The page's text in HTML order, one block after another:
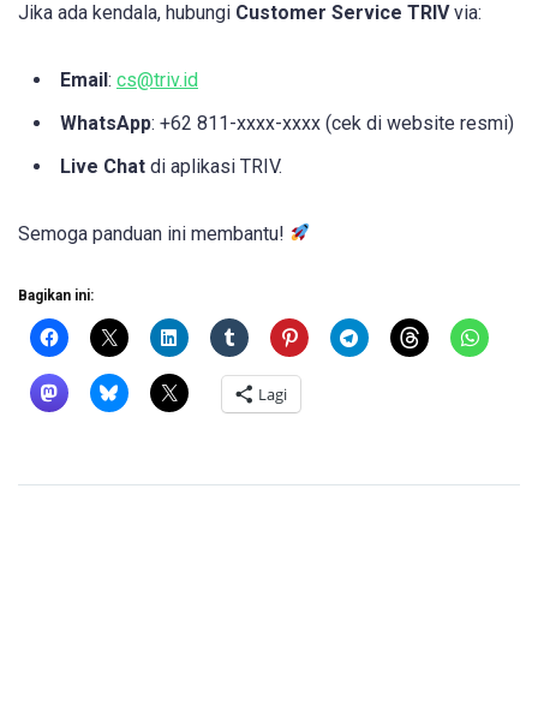
Jika ada kendala, hubungi Customer Service TRIVvia:
Email: cs@triv.id
WhatsApp: +62 811-xxxx-xxxx (cek di website resmi)
Live Chat di aplikasi TRIV.
Semoga panduan ini membantu!
Bagikan ini:
Lagi